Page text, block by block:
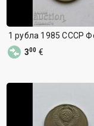
1 рубла 1985 СССР
300 €